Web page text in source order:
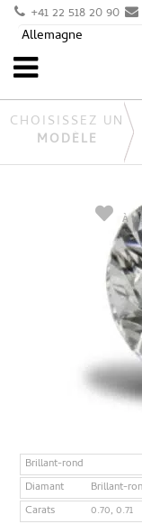
+41 22 518 20 90
CHOISISSEZ UN
MODÈLE
À
Brillant-rond
Diamant
Brillant-
Carats
0.70, 0.71